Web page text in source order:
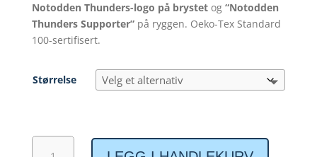
Notodden Thunders-logo på brystetog “Notodden
Thunders Supporter”på ryggen. Oeko-Tex Standard
100-sertifisert.
Størrelse